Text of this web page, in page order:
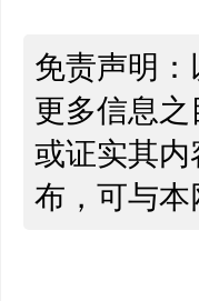
免责声明
更多信息
或证实其
布，可与